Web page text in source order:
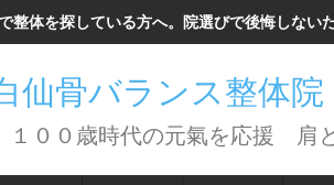
整体を探している方へ。院選びで後悔しない
仙骨バランス整体
１００歳時代の元氣を応援 肩